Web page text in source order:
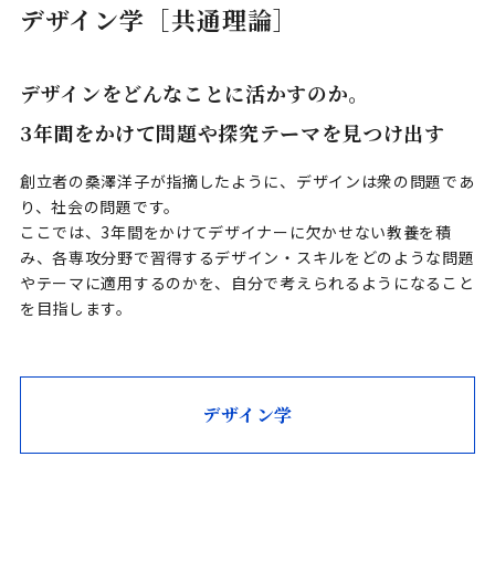
デザイン学［共通理論］
デザインをどんなことに活かすのか。
3年間をかけて問題や探究テーマを見つけ出す
創立者の桑澤洋子が指摘したように、デザインは衆の問題であ
り、社会の問題です。
ここでは、3年間をかけてデザイナーに欠かせない教養を積
み、各専攻分野で習得するデザイン・スキルをどのような問題
やテーマに適用するのかを、自分で考えられるようになること
を目指します。
デザイン学